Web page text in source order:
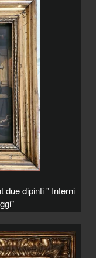
due dipinti " Interni